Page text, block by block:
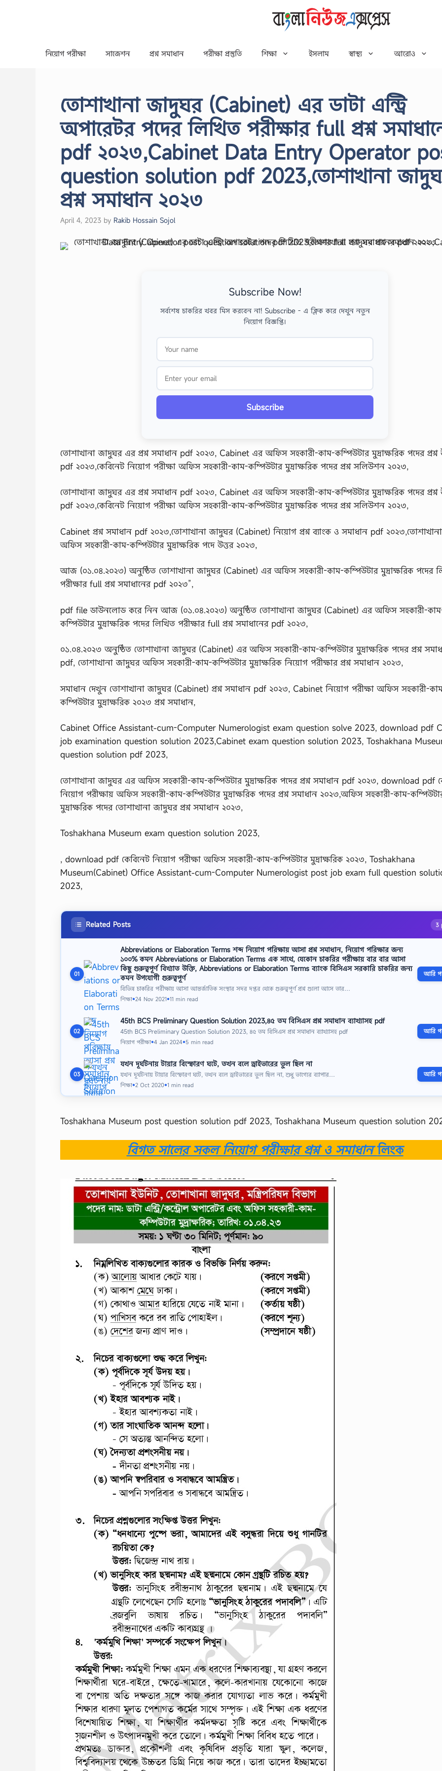
নিয়োগ পরীক্ষা সাজেশন প্রশ্ন সমাধান পরীক্ষা প্রস্তুতি শিক্ষা ইসলাম স্বাস্থ্য আরোও
তোশাখানা জাদুঘর (Cabinet) এর ডাটা এন্ট্রি
অপারেটর পদের লিখিত পরীক্ষার full প্রশ্ন
pdf ২০২৩,Cabinet Data Entry Operator
question solution pdf 2023,তোশাখানা
প্রশ্ন সমাধান ২০২৩
April 4, 2023 by Rakib Hossain Sojol
Subscribe Now!
সর্বশেষ চাকরির খবর মিস করবেন না! Subscribe - এ ক্লিক করে দেখুন নতুন
নিয়োগ বিজ্ঞপ্তি।
Subscribe
তোশাখানা জাদুঘর এর প্রশ্ন সমাধান pdf ২০২৩, Cabinet এর অফিস সহকারী-কাম-কম্পিউটার মুদ্রাক্ষরিক পদের প্রশ্ন
pdf ২০২৩,কেবিনেট নিয়োগ পরীক্ষা অফিস সহকারী-কাম-কম্পিউটার মুদ্রাক্ষরিক পদের প্রশ্ন সলিউশন ২০২৩,
তোশাখানা জাদুঘর এর প্রশ্ন সমাধান pdf ২০২৩, Cabinet এর অফিস সহকারী-কাম-কম্পিউটার মুদ্রাক্ষরিক পদের প্রশ্ন
pdf ২০২৩,কেবিনেট নিয়োগ পরীক্ষা অফিস সহকারী-কাম-কম্পিউটার মুদ্রাক্ষরিক পদের প্রশ্ন সলিউশন ২০২৩,
Cabinet প্রশ্ন সমাধান pdf ২০২৩,তোশাখানা জাদুঘর (Cabinet) নিয়োগ প্রশ্ন ব্যাংক ও সমাধান pdf
অফিস সহকারী-কাম-কম্পিউটার মুদ্রাক্ষরিক পদে উত্তর ২০২৩,
আজ (০১.০৪.২০২৩) অনুষ্ঠিত তোশাখানা জাদুঘর (Cabinet) এর অফিস সহকারী-কাম-কম্পিউটার মুদ্রাক্ষরিক পদের
পরীক্ষার full প্রশ্ন সমাধানের pdf ২০২৩”,
pdf file ডাউনলোড করে নিন আজ (০১.০৪.২০২৩) অনুষ্ঠিত তোশাখানা জাদুঘর (Cabinet) এর অফিস সহকারী-
কম্পিউটার মুদ্রাক্ষরিক পদের লিখিত পরীক্ষার full প্রশ্ন সমাধানের pdf ২০২৩,
০১.০৪.২০২৩ অনুষ্ঠিত তোশাখানা জাদুঘর (Cabinet) এর অফিস সহকারী-কাম-কম্পিউটার মুদ্রাক্ষরিক পদের প্রশ্ন
pdf, তোশাখানা জাদুঘর অফিস সহকারী-কাম-কম্পিউটার মুদ্রাক্ষরিক নিয়োগ পরীক্ষার প্রশ্ন সমাধান ২০২৩,
সমাধান দেখুন তোশাখানা জাদুঘর (Cabinet) প্রশ্ন সমাধান pdf ২০২৩, Cabinet নিয়োগ পরীক্ষা অফিস সহকারী-
কম্পিউটার মুদ্রাক্ষরিক ২০২৩ প্রশ্ন সমাধান,
Cabinet Office Assistant-cum-Computer Numerologist exam question solve 2023, download pdf
job examination question solution 2023,Cabinet exam question solution 2023, Toshakhana
question solution pdf 2023,
তোশাখানা জাদুঘর এর অফিস সহকারী-কাম-কম্পিউটার মুদ্রাক্ষরিক পদের প্রশ্ন সমাধান pdf ২০২৩, download pdf
নিয়োগ পরীক্ষায় অফিস সহকারী-কাম-কম্পিউটার মুদ্রাক্ষরিক পদের প্রশ্ন সমাধান ২০২৩,অফিস সহকারী-কাম-
মুদ্রাক্ষরিক পদের তোশাখানা জাদুঘর প্রশ্ন সমাধান ২০২৩,
Toshakhana Museum exam question solution 2023,
, download pdf কেবিনেট নিয়োগ পরীক্ষা অফিস সহকারী-কাম-কম্পিউটার মুদ্রাক্ষরিক ২০২৩, Toshakhana
Museum(Cabinet) Office Assistant-cum-Computer Numerologist post job exam full question
2023,
Related Posts 3
01
Abbreviations or Elaboration Terms শব্দ নিয়োগ পরিক্ষায় আসা প্রশ্ন সমাধান, নিয়োগ পরিক্ষার জন্য
১০০% কমন Abbreviations or Elaboration Terms এক সাথে, যেকোন চাকরির পরীক্ষায় বার বার আসা
কিছু গুরুত্বপূর্ণ বিখ্যাত উক্তি, Abbreviations or Elaboration Terms ব্যাংক বিসিএস সরকারি চাকরির জন্য
কমন উপযোগী গুরুত্বপূর্ণ
বিভিন্ন চাকরির পরীক্ষায় আসা আন্তর্জাতিক সংস্থার সদর দপ্তর থেকে গুরুত্বপূর্ণ প্রশ্ন গুলো আসে তার…
শিক্ষা●24 Nov 2021●11 min read
আরি
02
45th BCS Preliminary Question Solution 2023,৪৫ তম বিসিএস প্রশ্ন সমাধান ব্যাখ্যাসহ pdf
45th BCS Preliminary Question Solution 2023, ৪৫ তম বিসিএস প্রশ্ন সমাধান ব্যাখ্যাসহ pdf
নিয়োগ পরীক্ষা●4 Jan 2024●5 min read
আরি
03
যখন দূর্ঘটনায় টায়ার বিস্ফোরণ ঘটে, তখন বলে ড্রাইভারের ভুল ছিল না
যখন দূর্ঘটনায় টায়ার বিস্ফোরণ ঘটে, তখন বলে ড্রাইভারের ভুল ছিল না, শুধু ভাগ্যের ব্যাপার…
শিক্ষা●2 Oct 2020●1 min read
আরি
Toshakhana Museum post question solution pdf 2023, Toshakhana Museum question solution
বিগত সালের সকল নিয়োগ পরীক্ষার প্রশ্ন ও সমাধানলিংক